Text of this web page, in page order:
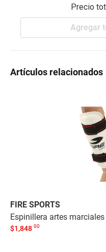
Precio
Agregar
Artículos relacionados
FIRE SPORTS
Espinillera artes marciales
$1,848 00